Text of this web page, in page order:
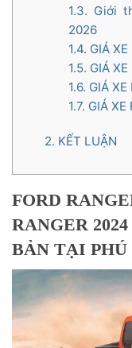
1.3. Giới
2026
1.4. GIÁ
1.5. GIÁ
1.6. GIÁ
1.7. GIÁ XE
2. KẾT LUẬN
FORD
RANGER
BẢN TẠI PHÚ